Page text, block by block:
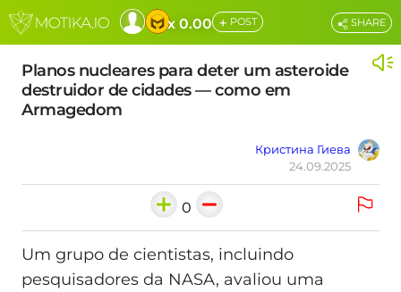
x 0.00 + POST
Planos nucleares para deter um asteroide
destruidor de cidades — como em
Armagedom
Кристина Гиева
24.09.2025
SHARE
0
Um grupo de cientistas, incluindo
pesquisadores da NASA, avaliou uma